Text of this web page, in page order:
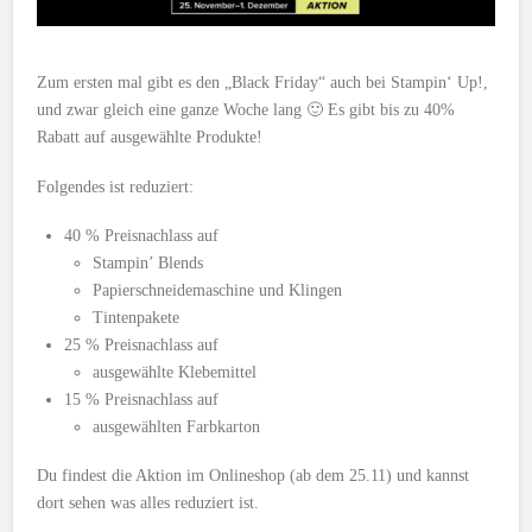
Zum ersten mal gibt es den „Black Friday“ auch bei Stampin‘ Up!,
und zwar gleich eine ganze Woche lang 🙂 Es gibt bis zu 40%
Rabatt auf ausgewählte Produkte!
Folgendes ist reduziert:
40 % Preisnachlass auf
Stampin’ Blends
Papierschneidemaschine und Klingen
Tintenpakete
25 % Preisnachlass auf
ausgewählte Klebemittel
15 % Preisnachlass auf
ausgewählten Farbkarton
Du findest die Aktion im Onlineshop (ab dem 25.11) und kannst
dort sehen was alles reduziert ist.